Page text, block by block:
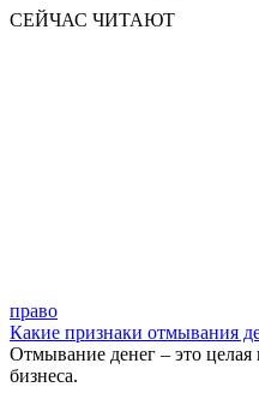
СЕЙЧАС ЧИТАЮТ
право
Какие признаки отмывания
Отмывание денег – это
бизнеса.